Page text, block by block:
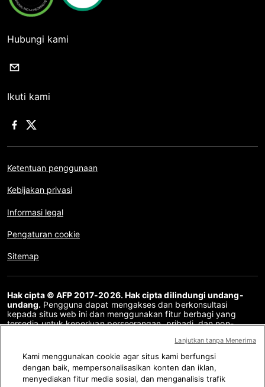
Hubungi kami
Ikuti kami
Ketentuan penggunaan
Kebijakan privasi
Informasi legal
Pengaturan cookie
Sitemap
Hak cipta © AFP 2017-2026. Hak cipta dilindungi undang-
undang. Pengguna dapat mengakses dan berkonsultasi
kepada situs web ini dan menggunakan fitur berbagi yang
tersedia untuk keperluan perseorangan, pribadi, dan non-
komunikasi kepada publik atau pendistribusian konten situs
web ini, secara keseluruhan atau sebagian, untuk tujuan lain
dan/atau dengan cara lain, tanpa perjanjian lisensi khusus yang
ditandatangani dengan AFP, adalah dilarang keras. Subjek
yang digambarkan atau dimasukkan melalui tautan dalam
Kami menggunakan cookie agar situs kami berfungsi
dengan baik, mempersonalisasikan konten dan iklan,
menyediakan fitur media sosial, dan menganalisis trafik
Lanjutkan tanpa Menerima